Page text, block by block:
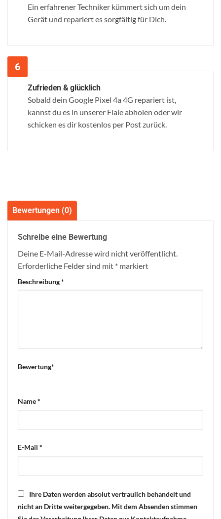
Ein erfahrener Techniker kümmert sich um dein
Gerät und repariert es sorgfältig für Dich.
Zufrieden & glücklich
Sobald dein Google Pixel 4a 4G repariert ist,
kannst du es in unserer Fiale abholen oder wir
schicken es dir kostenlos per Post zurück.
Bewertungen (0)
Schreibe eine Bewertung
Deine E-Mail-Adresse wird nicht veröffentlicht.
Erforderliche Felder sind mit * markiert
Beschreibung*
Bewertung*
Name*
E-Mail *
Ihre Daten werden absolut vertraulich behandelt und
nicht an Dritte weitergegeben. Mit dem Absenden stimmen